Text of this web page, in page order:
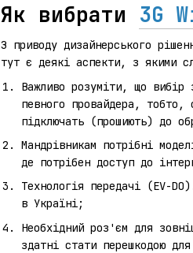
Як вибрати 3G
З приводу дизайнерського
тут є деякі аспекти, з якими
Важливо розуміти, що вибір
певного провайдера,
підключать (прошиють) до
Мандрівникам потрібні
де потрібен доступ до
Технологія передачі (EV-
в Україні;
Необхідний роз'єм для
здатні стати перешкодою